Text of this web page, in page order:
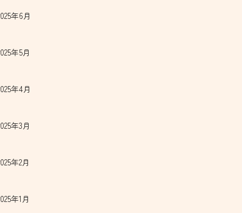
年6月
年5月
年4月
年3月
年2月
年1月